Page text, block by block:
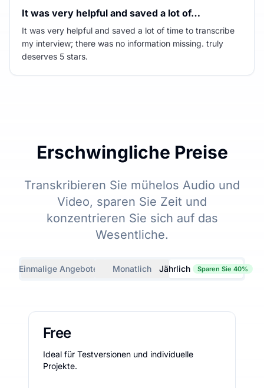
It was very helpful and saved a lot of…
It was very helpful and saved a lot of time to transcribe
my interview; there was no information missing. truly
deserves 5 stars.
Erschwingliche Preise
Transkribieren Sie mühelos Audio und
Video, sparen Sie Zeit und
konzentrieren Sie sich auf das
Wesentliche.
Einmalige Angebote Monatlich Jährlich Sparen Sie 40%
Free
Ideal für Testversionen und individuelle
Projekte.